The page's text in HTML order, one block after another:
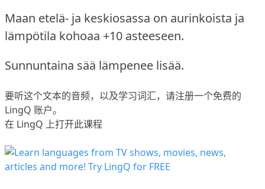
Maan etelä- ja keskiosassa on aurinkoista ja
lämpötila kohoaa +10 asteeseen.
Sunnuntaina sää lämpenee lisää.
要听这个文本的音频，以及学习词汇，请注册一个免费的
LingQ 账户。
在 LingQ 上打开此课程